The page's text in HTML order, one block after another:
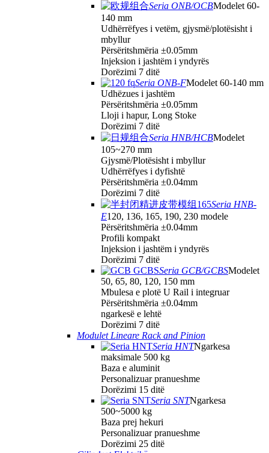
Seria ONB/OCBModelet 60-
140 mm
Udhërrëfyes i vetëm, gjysmë/plotësisht i
mbyllur
Përsëritshmëria ±0.05mm
Injeksion i jashtëm i yndyrës
Dorëzimi 7 ditë
Seria ONB-FModelet 60-140 mm
Udhëzues i jashtëm
Përsëritshmëria ±0.05mm
Lloji i hapur, Long Stoke
Dorëzimi 7 ditë
Seria HNB/HCBModelet
105~270 mm
Gjysmë/Plotësisht i mbyllur
Udhërrëfyes i dyfishtë
Përsëritshmëria ±0.04mm
Dorëzimi 7 ditë
Seria HNB-
E120, 136, 165, 190, 230 modele
Përsëritshmëria ±0.04mm
Profili kompakt
Injeksion i jashtëm i yndyrës
Dorëzimi 7 ditë
Seria GCB/GCBSModelet
50, 65, 80, 120, 150 mm
Mbulesa e plotë U Rail i integruar
Përsëritshmëria ±0.04mm
ngarkesë e lehtë
Dorëzimi 7 ditë
Modulet Lineare Rack and Pinion
Seria HNTNgarkesa
maksimale 500 kg
Baza e aluminit
Personalizuar pranueshme
Dorëzimi 15 ditë
Seria SNTNgarkesa
500~5000 kg
Baza prej hekuri
Personalizuar pranueshme
Dorëzimi 25 ditë